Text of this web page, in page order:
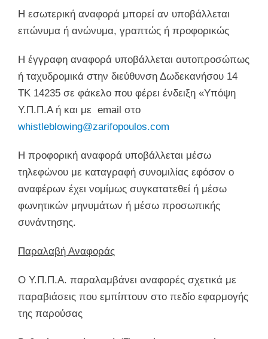
Η εσωτερική αναφορά μπορεί αν υποβάλλεται
επώνυμα ή ανώνυμα, γραπτώς ή προφορικώς
Η έγγραφη αναφορά υποβάλλεται αυτοπροσώπως
ή ταχυδρομικά στην διεύθυνση Δωδεκανήσου 14
ΤΚ 14235 σε φάκελο που φέρει ένδειξη «Υπόψη
Υ.Π.Π.Α ή και με email στο
whistleblowing@zarifopoulos.com
Η προφορική αναφορά υποβάλλεται μέσω
τηλεφώνου με καταγραφή συνομιλίας εφόσον ο
αναφέρων έχει νομίμως συγκατατεθεί ή μέσω
φωνητικών μηνυμάτων ή μέσω προσωπικής
συνάντησης.
Παραλαβή Αναφοράς
Ο Υ.Π.Π.Α. παραλαμβάνει αναφορές σχετικά με
παραβιάσεις που εμπίπτουν στο πεδίο εφαρμογής
της παρούσας